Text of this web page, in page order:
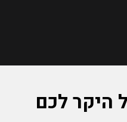
היקר לכם